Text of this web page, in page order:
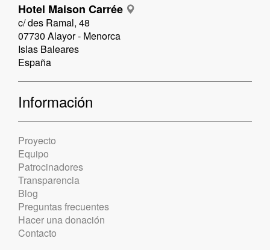
Hotel Maison Carrée
c/ des Ramal, 48
07730 Alayor - Menorca
Islas Baleares
España
Información
Proyecto
Equipo
Patrocinadores
Transparencia
Blog
Preguntas frecuentes
Hacer una donación
Contacto